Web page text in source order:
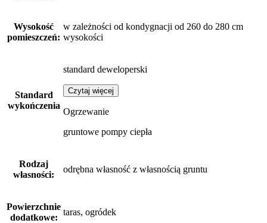
Wysokość
pomieszczeń:
w zależności od kondygnacji od 260 do 280 cm
wysokości
Standard
wykończenia
standard deweloperski
Czytaj więcej
Ogrzewanie
gruntowe pompy ciepła
Rodzaj
własności:
odrębna własność z własnością gruntu
Powierzchnie
dodatkowe:
taras, ogródek